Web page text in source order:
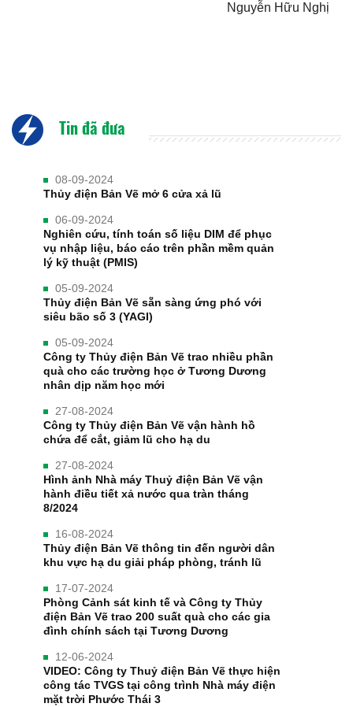
Nguyễn Hữu Nghị
Tin đã đưa
08-09-2024
Thủy điện Bản Vẽ mở 6 cửa xả lũ
06-09-2024
Nghiên cứu, tính toán số liệu DIM để phục
vụ nhập liệu, báo cáo trên phần mềm quản
lý kỹ thuật (PMIS)
05-09-2024
Thủy điện Bản Vẽ sẵn sàng ứng phó với
siêu bão số 3 (YAGI)
05-09-2024
Công ty Thủy điện Bản Vẽ trao nhiều phần
quà cho các trường học ở Tương Dương
nhân dịp năm học mới
27-08-2024
Công ty Thủy điện Bản Vẽ vận hành hồ
chứa để cắt, giảm lũ cho hạ du
27-08-2024
Hình ảnh Nhà máy Thuỷ điện Bản Vẽ vận
hành điều tiết xả nước qua tràn tháng
8/2024
16-08-2024
Thủy điện Bản Vẽ thông tin đến người dân
khu vực hạ du giải pháp phòng, tránh lũ
17-07-2024
Phòng Cảnh sát kinh tế và Công ty Thủy
điện Bản Vẽ trao 200 suất quà cho các gia
đình chính sách tại Tương Dương
12-06-2024
VIDEO: Công ty Thuỷ điện Bản Vẽ thực hiện
công tác TVGS tại công trình Nhà máy điện
mặt trời Phước Thái 3